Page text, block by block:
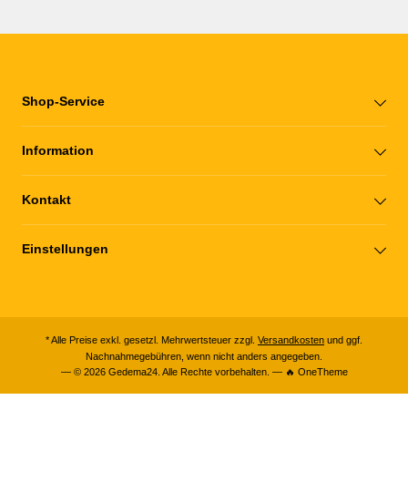
Shop-Service
Information
Kontakt
Einstellungen
* Alle Preise exkl. gesetzl. Mehrwertsteuer zzgl. Versandkosten und ggf.
Nachnahmegebühren, wenn nicht anders angegeben.
— © 2026 Gedema24. Alle Rechte vorbehalten. — 🔥 OneTheme